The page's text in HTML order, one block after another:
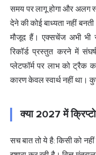
समय पर लागू होगा और अलग
देने की कोई बाध्यता नहीं
मौजूद हैं। एक्सचेंज अभी भी
रिकॉर्ड प्रस्तुत करने में
प्लेटफॉर्म पर लाभ को ट्रैक
कारण केवल स्वार्थ नहीं था।
क्या 2027 में
सच बात तो ये है: किसी को